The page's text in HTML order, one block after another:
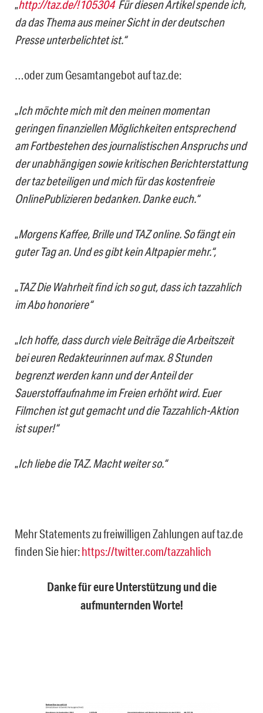
„http://taz.de/!105304 Für diesen Artikel spende ich,
da das Thema aus meiner Sicht in der deutschen
Presse unterbelichtet ist.“
…oder zum Gesamtangebot auf taz.de:
„Ich möchte mich mit den meinen momentan
geringen finanziellen Möglichkeiten entsprechend
am Fortbestehen des journalistischen Anspruchs und
der unabhängigen sowie kritischen Berichterstattung
der taz beteiligen und mich für das kostenfreie
OnlinePublizieren bedanken. Danke euch.“
„Morgens Kaffee, Brille und TAZ online. So fängt ein
guter Tag an. Und es gibt kein Altpapier mehr.“,
„TAZ Die Wahrheit find ich so gut, dass ich tazzahlich
im Abo honoriere“
„Ich hoffe, dass durch viele Beiträge die Arbeitszeit
bei euren Redakteurinnen auf max. 8 Stunden
begrenzt werden kann und der Anteil der
Sauerstoffaufnahme im Freien erhöht wird. Euer
Filmchen ist gut gemacht und die Tazzahlich-Aktion
ist super!“
„Ich liebe die TAZ. Macht weiter so.“
Mehr Statements zu freiwilligen Zahlungen auf taz.de
finden Sie hier:https://twitter.com/tazzahlich
Danke für eure Unterstützung und die
aufmunternden Worte!